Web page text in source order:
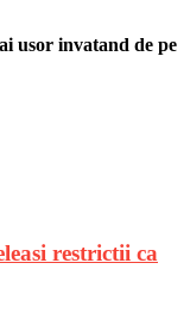
usor invatand de pe
restrictii ca